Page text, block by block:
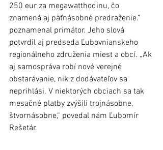
250 eur za megawatthodinu, čo
znamená aj päťnásobné predraženie.“
poznamenal primátor. Jeho slová
potvrdil aj predseda Ľubovnianskeho
regionálneho združenia miest a obcí. „Ak
aj samospráva robí nové verejné
obstarávanie, nik z dodávateľov sa
neprihlási. V niektorých obciach sa tak
mesačné platby zvýšili trojnásobne,
štvornásobne,“ povedal nám Ľubomír
Rešetár.